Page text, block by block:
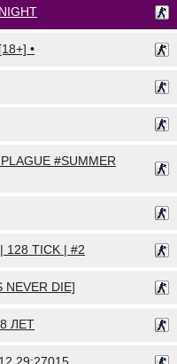
•
#SUMMER
128 TICK | #2
NEVER DIE]
ЛЕТ